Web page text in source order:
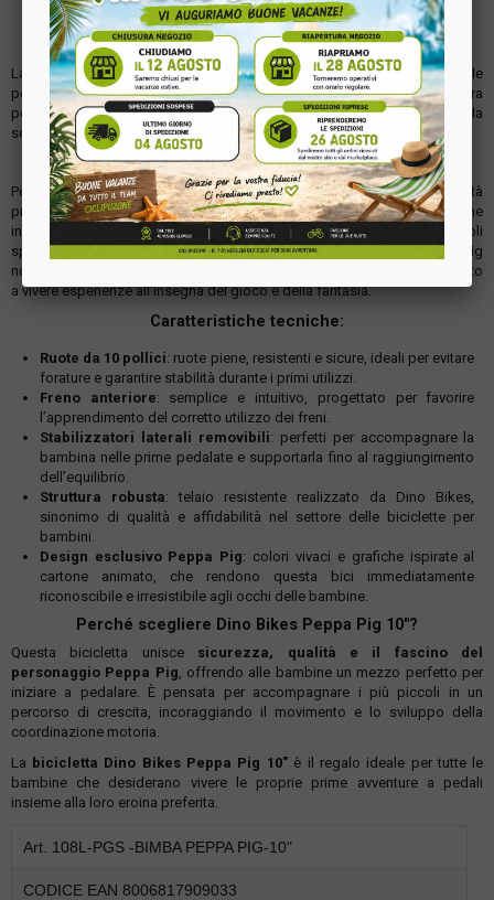
BICI DA BAMBINA 10" ART. 108L-PGS – DINO BIKES LINEA
PEPPA PIG
La bicicletta da bambina 10" Dino Bikes Peppa Pigè il modello ideale
per introdurre le più piccole al mondo delle due ruote. Progettata con cura
per garantire sicurezza, comfort e divertimento, questa bici rappresenta la
scelta perfetta per i primi giri in totale serenità.
Il personaggio: Peppa Pig
Peppa Pig è uno dei personaggi animati più amati dai bambini in età
prescolare. La sua simpatia, la sua curiosità e le sue avventure quotidiane
insieme alla famiglia e agli amici hanno conquistato milioni di piccoli
spettatori in tutto il mondo. La bicicletta Dino Bikes dedicata a Peppa Pig
non è solo un mezzo per imparare a pedalare, ma un vero e proprio invito
a vivere esperienze all’insegna del gioco e della fantasia.
Caratteristiche tecniche:
Ruote da 10 pollici: ruote piene, resistenti e sicure, ideali per evitare
forature e garantire stabilità durante i primi utilizzi.
Freno anteriore: semplice e intuitivo, progettato per favorire
l’apprendimento del corretto utilizzo dei freni.
Stabilizzatori laterali removibili: perfetti per accompagnare la
bambina nelle prime pedalate e supportarla fino al raggiungimento
dell’equilibrio.
Struttura robusta: telaio resistente realizzato da Dino Bikes,
sinonimo di qualità e affidabilità nel settore delle biciclette per
bambini.
Design esclusivo Peppa Pig: colori vivaci e grafiche ispirate al
cartone animato, che rendono questa bici immediatamente
riconoscibile e irresistibile agli occhi delle bambine.
Perché scegliere Dino Bikes Peppa Pig 10"?
Questa bicicletta unisce sicurezza, qualità e il fascino del
personaggio Peppa Pig , offrendo alle bambine un mezzo perfetto per
iniziare a pedalare. È pensata per accompagnare i più piccoli in un
percorso di crescita, incoraggiando il movimento e lo sviluppo della
coordinazione motoria.
La bicicletta Dino Bikes Peppa Pig 10"è il regalo ideale per tutte le
bambine che desiderano vivere le proprie prime avventure a pedali
insieme alla loro eroina preferita.
Art. 108L-PGS -BIMBA PEPPA PIG-10"
CODICE EAN 8006817909033